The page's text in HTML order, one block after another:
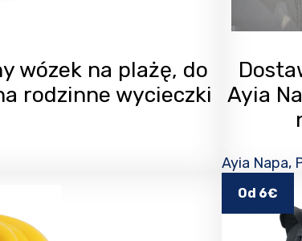
wózek na plażę, do
rodzinne wycieczki
Ayia
Ayia Napa,
Od 6€